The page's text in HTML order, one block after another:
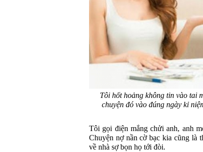
Tôi hốt hoảng không tin vào tai
chuyện đó vào đúng ngày kỉ
Tôi gọi điện mắng chửi anh, anh
Chuyện nợ nần cờ bạc kia cũng là
về nhà sợ bọn họ tới đòi.